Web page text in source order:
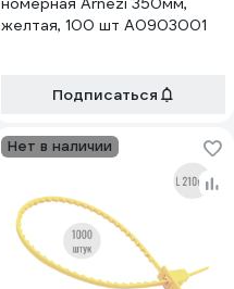
желтая, 100 шт A0903001
Подписаться
Нет в наличии